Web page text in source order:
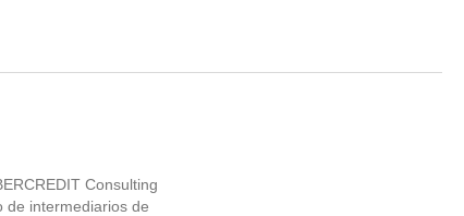
Consulting
de intermediarios de